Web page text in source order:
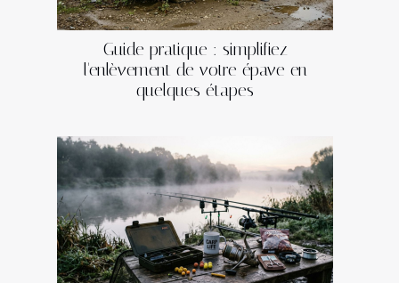
Guide pratique : simplifiez
l'enlèvement de votre épave en
quelques étapes